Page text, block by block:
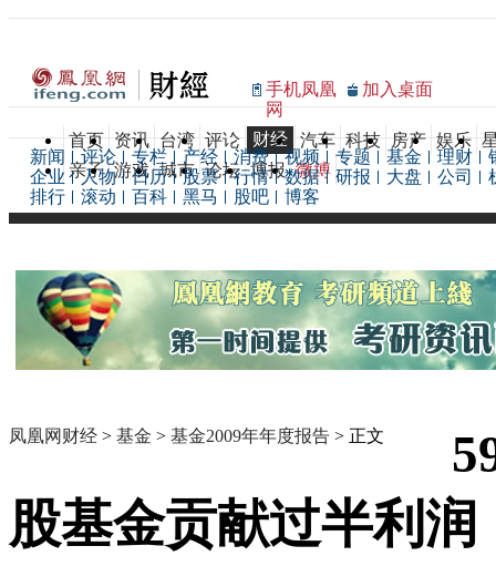
手机凤凰
网
加入桌面
首页 资讯 台湾 评论 财经 汽车 科技 房产 娱乐
亲子 游戏 城市 论坛 博报 微博
新闻 评论 专栏 产经 消费 视频 专题 基金 理财
企业
人物 日历 股票 行情 数据 研报 大盘 公司
排行
滚动 百科 黑马 股吧 博客
凤凰网财经 > 基金 > 基金2009年年度报告 > 正文
股基金贡献过半利润